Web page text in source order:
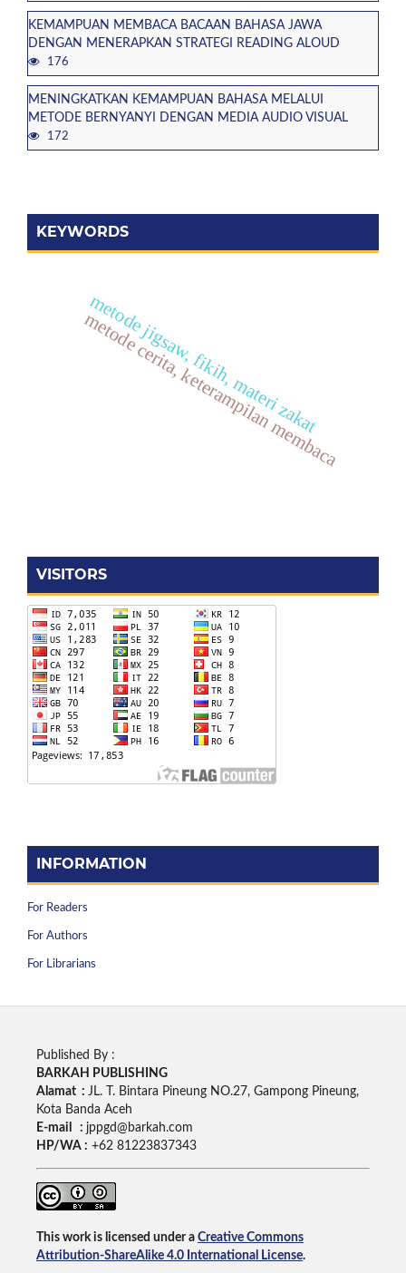
KEMAMPUAN MEMBACA BACAAN BAHASA JAWA
DENGAN MENERAPKAN STRATEGI READING ALOUD
176
MENINGKATKAN KEMAMPUAN BAHASA MELALUI
METODE BERNYANYI DENGAN MEDIA AUDIO VISUAL
172
KEYWORDS
metode jigsaw, fikih, materi zakat
metode cerita, keterampilan membaca
VISITORS
INFORMATION
For Readers
For Authors
For Librarians
Published By :
BARKAH PUBLISHING
Alamat : JL. T. Bintara Pineung NO.27, Gampong Pineung,
Kota Banda Aceh
E-mail : jppgd@barkah.com
HP/WA : +62 81223837343
This work is licensed under a Creative Commons
Attribution-ShareAlike 4.0 International License.